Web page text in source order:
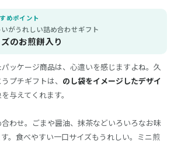
めポイント
がうれしい詰め合わせギフト
のお煎餅入り
ッケージ商品は、心遣いを感じますよね。久
プチギフトは、 のし袋をイメージしたデザイ
与えてくれます。
わせ。ごまや醤油、抹茶などいろいろなお味
。食べやすい一口サイズもうれしい。ミニ煎